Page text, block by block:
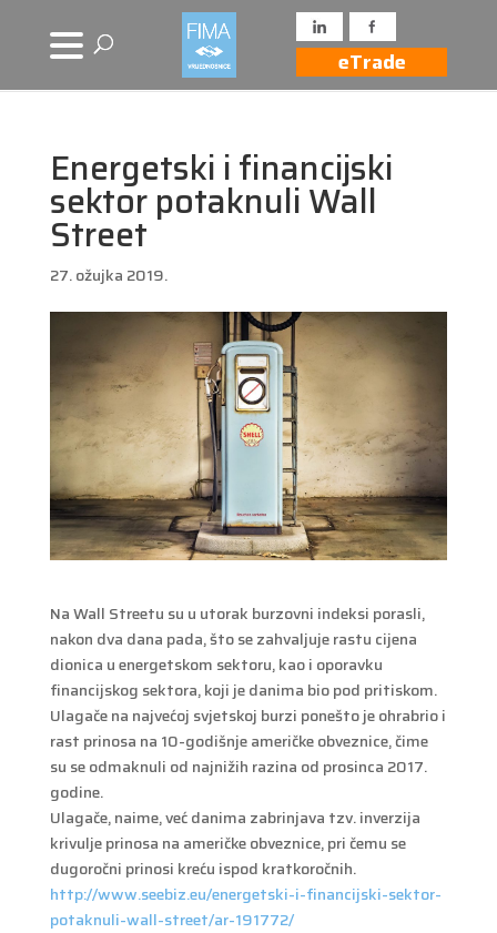
eTrade
Energetski i financijski
sektor potaknuli Wall
Street
27. ožujka 2019.
Na Wall Streetu su u utorak burzovni indeksi porasli,
nakon dva dana pada, što se zahvaljuje rastu cijena
dionica u energetskom sektoru, kao i oporavku
financijskog sektora, koji je danima bio pod pritiskom.
Ulagače na najvećoj svjetskoj burzi ponešto je ohrabrio i
rast prinosa na 10-godišnje američke obveznice, čime
su se odmaknuli od najnižih razina od prosinca 2017.
godine.
Ulagače, naime, već danima zabrinjava tzv. inverzija
krivulje prinosa na američke obveznice, pri čemu se
dugoročni prinosi kreću ispod kratkoročnih.
http://www.seebiz.eu/energetski-i-financijski-sektor-
potaknuli-wall-street/ar-191772/